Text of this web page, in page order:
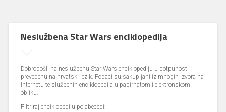
Neslužbena Star Wars enciklopedija
Dobrodošli na neslužbenu Star Wars enciklopediju u potpunosti
prevedenu na hrvatski jezik. Podaci su sakupljani iz mnogih izvora na
Internetu te službenih enciklopedija u papirnatom i elektronskom
obliku.
Filtriraj enciklopediju po abecedi: